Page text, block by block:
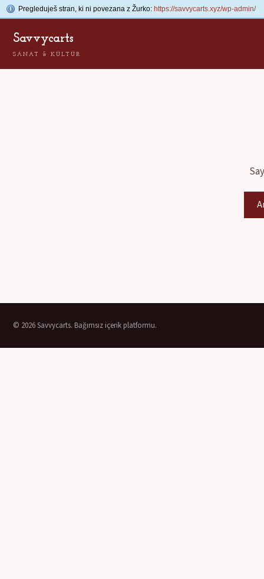
Pregleduješ stran, ki ni povezana z Žurko: https://savvycarts.xyz/wp-admin/